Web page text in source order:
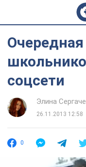
соцсети
Элина
26.11.2013 12:58
0